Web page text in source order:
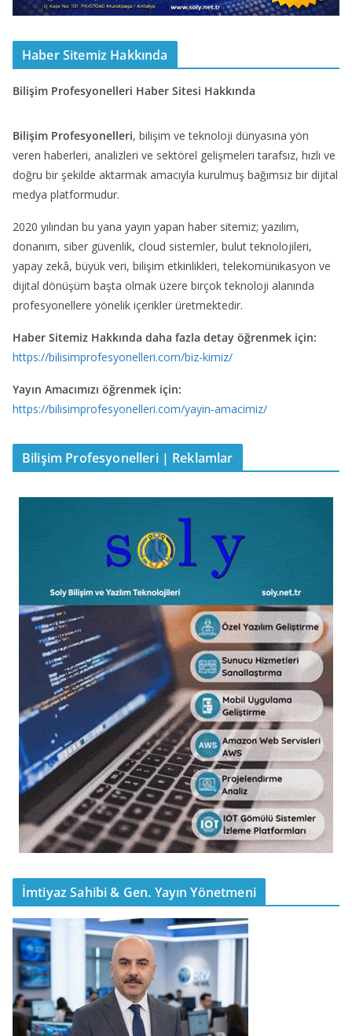
Haber Sitemiz Hakkında
Bilişim Profesyonelleri Haber Sitesi Hakkında
Bilişim Profesyonelleri, bilişim ve teknoloji dünyasına yön
veren haberleri, analizleri ve sektörel gelişmeleri tarafsız, hızlı ve
doğru bir şekilde aktarmak amacıyla kurulmuş bağımsız bir dijital
medya platformudur.
2020 yılından bu yana yayın yapan haber sitemiz; yazılım,
donanım, siber güvenlik, cloud sistemler, bulut teknolojileri,
yapay zekâ, büyük veri, bilişim etkinlikleri, telekomünikasyon ve
dijital dönüşüm başta olmak üzere birçok teknoloji alanında
profesyonellere yönelik içerikler üretmektedir.
Haber Sitemiz Hakkında daha fazla detay öğrenmek için:
https://bilisimprofesyonelleri.com/biz-kimiz/
Yayın Amacımızı öğrenmek için:
https://bilisimprofesyonelleri.com/yayin-amacimiz/
Bilişim Profesyonelleri | Reklamlar
İmtiyaz Sahibi & Gen. Yayın Yönetmeni